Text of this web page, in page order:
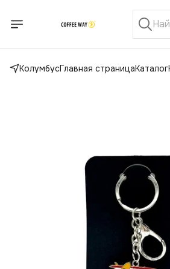
КолумбусГлавная страницаКаталог